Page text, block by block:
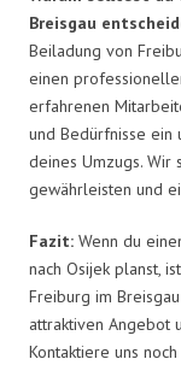
Breisgau
Beiladung von
einen
erfahrenen
und Bedürfnisse ein
deines Umzugs. Wir
gewährleisten und
Fazit: Wenn du
nach Osijek planst,
Freiburg im
attraktiven Angebot
Kontaktiere uns